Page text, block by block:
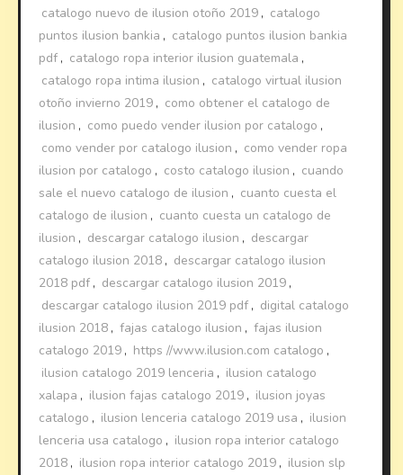
catalogo nuevo de ilusion otoño 2019 , catalogo
puntos ilusion bankia , catalogo puntos ilusion bankia
pdf , catalogo ropa interior ilusion guatemala ,
catalogo ropa intima ilusion , catalogo virtual ilusion
otoño invierno 2019 , como obtener el catalogo de
ilusion , como puedo vender ilusion por catalogo ,
como vender por catalogo ilusion , como vender ropa
ilusion por catalogo , costo catalogo ilusion , cuando
sale el nuevo catalogo de ilusion , cuanto cuesta el
catalogo de ilusion , cuanto cuesta un catalogo de
ilusion , descargar catalogo ilusion , descargar
catalogo ilusion 2018 , descargar catalogo ilusion
2018 pdf , descargar catalogo ilusion 2019 ,
descargar catalogo ilusion 2019 pdf , digital catalogo
ilusion 2018 , fajas catalogo ilusion , fajas ilusion
catalogo 2019 , https //www.ilusion.com catalogo ,
ilusion catalogo 2019 lenceria , ilusion catalogo
xalapa , ilusion fajas catalogo 2019 , ilusion joyas
catalogo , ilusion lenceria catalogo 2019 usa , ilusion
lenceria usa catalogo , ilusion ropa interior catalogo
2018 , ilusion ropa interior catalogo 2019 , ilusion slp